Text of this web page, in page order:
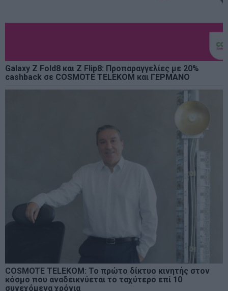
Galaxy Z Fold8 και Z Flip8: Προπαραγγελίες με 20%
cashback σε COSMOTE TELEKOM και ΓΕΡΜΑΝΟ
COSMOTE TELEKOM: Το πρώτο δίκτυο κινητής στον
κόσμο που αναδεικνύεται το ταχύτερο επί 10
συνεχόμενα χρόνια